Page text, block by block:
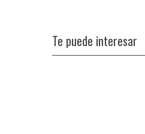
Te puede interesar